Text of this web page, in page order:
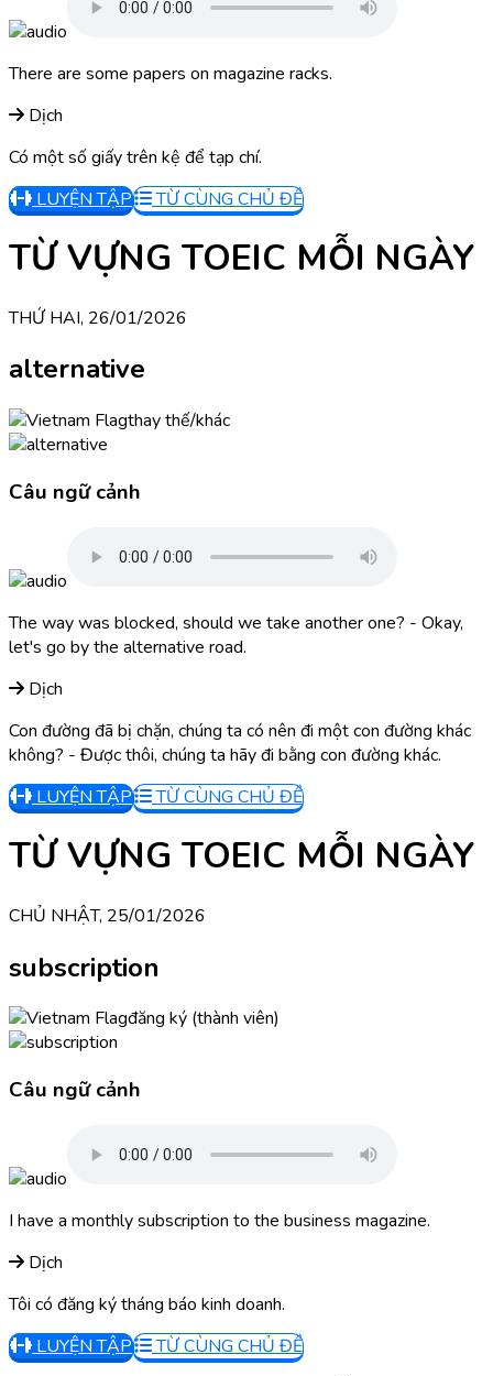
There are some papers on magazine racks.
Dịch
Có một số giấy trên kệ để tạp chí.
LUYỆN TẬP
TỪ CÙNG CHỦ ĐỀ
TỪ VỰNG TOEIC MỖI NGÀY
THỨ HAI, 26/01/2026
alternative
thay thế/khác
Câu ngữ cảnh
The way was blocked, should we take another one? - Okay,
let's go by the alternative road.
Dịch
Con đường đã bị chặn, chúng ta có nên đi một con đường khác
không? - Được thôi, chúng ta hãy đi bằng con đường khác.
LUYỆN TẬP
TỪ CÙNG CHỦ ĐỀ
TỪ VỰNG TOEIC MỖI NGÀY
CHỦ NHẬT, 25/01/2026
subscription
đăng ký (thành viên)
Câu ngữ cảnh
I have a monthly subscription to the business magazine.
Dịch
Tôi có đăng ký tháng báo kinh doanh.
LUYỆN TẬP
TỪ CÙNG CHỦ ĐỀ